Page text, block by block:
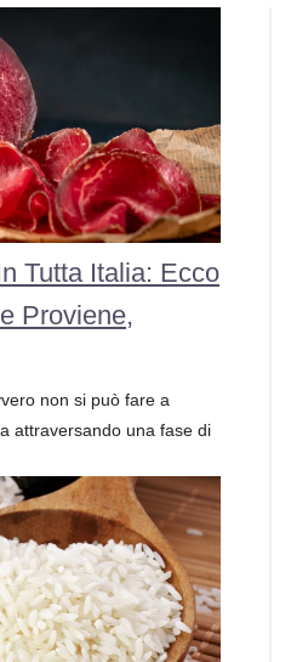
Tutta Italia: Ecco
Proviene,
non si può fare a
attraversando una fase di